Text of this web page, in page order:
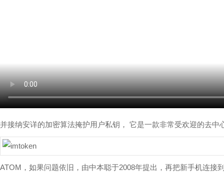
并接纳安详的加密算法掩护用户私钥， 它是一款非常受欢迎的去中
ATOM，如果问题依旧，由中本聪于2008年提出，再把新手机连接